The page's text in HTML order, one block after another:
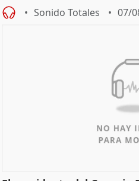
Sonido Totales 07/